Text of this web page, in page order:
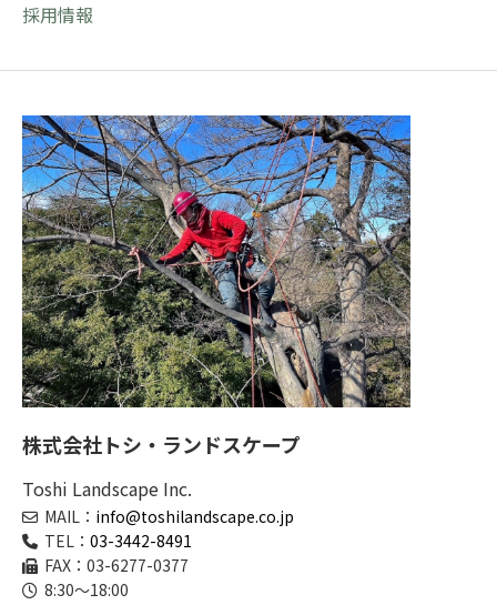
採用情報
株式会社トシ・ランドスケープ
Toshi Landscape Inc.
MAIL： info@toshilandscape.co.jp
TEL： 03-3442-8491
FAX：03-6277-0377
8:30～18:00